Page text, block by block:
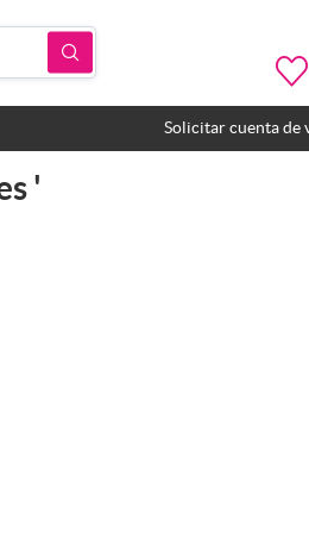
Solicitar cuenta de
'